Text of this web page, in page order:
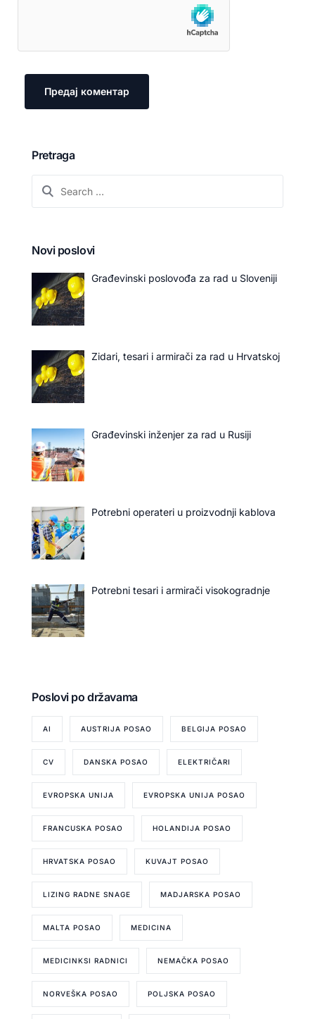
Pretraga
Novi poslovi
Građevinski poslovođa za rad u Sloveniji
Zidari, tesari i armirači za rad u Hrvatskoj
Građevinski inženjer za rad u Rusiji
Potrebni operateri u proizvodnji kablova
Potrebni tesari i armirači visokogradnje
Poslovi po državama
AI AUSTRIJA POSAO BELGIJA POSAO
CV DANSKA POSAO ELEKTRIČARI
EVROPSKA UNIJA EVROPSKA UNIJA POSAO
FRANCUSKA POSAO HOLANDIJA POSAO
HRVATSKA POSAO KUVAJT POSAO
LIZING RADNE SNAGE MADJARSKA POSAO
MALTA POSAO MEDICINA
MEDICINKSI RADNICI NEMAČKA POSAO
NORVEŠKA POSAO POLJSKA POSAO